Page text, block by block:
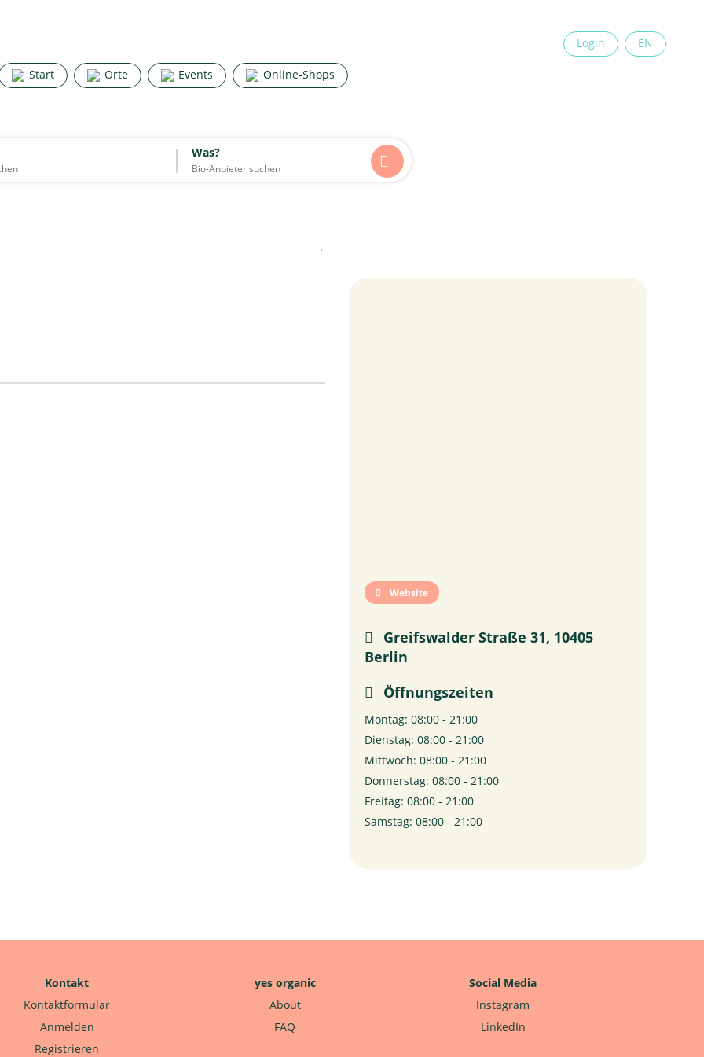
Start Orte Events Online-Shops
Login EN
Was?
×
Start Orte Events Online-Shops
Was?
Website
Greifswalder Straße 31, 10405
Berlin
Öffnungszeiten
Montag: 08:00 - 21:00
Dienstag: 08:00 - 21:00
Mittwoch: 08:00 - 21:00
Donnerstag: 08:00 - 21:00
Freitag: 08:00 - 21:00
Samstag: 08:00 - 21:00
Kontakt
Kontaktformular
Anmelden
Registrieren
yes organic
About
FAQ
Social Media
Instagram
LinkedIn